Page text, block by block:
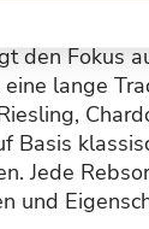
den Fokus
lange
Basis
Jede
und